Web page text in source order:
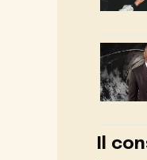
Il